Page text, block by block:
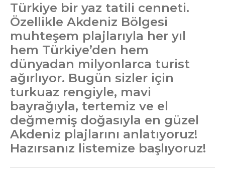
Türkiye bir yaz tatili cenneti.
Özellikle Akdeniz Bölgesi
muhteşem plajlarıyla her yıl
hem Türkiye’den hem
dünyadan milyonlarca turist
ağırlıyor. Bugün sizler için
turkuaz rengiyle, mavi
bayrağıyla, tertemiz ve el
değmemiş doğasıyla en güzel
Akdeniz plajlarını anlatıyoruz!
Hazırsanız listemize başlıyoruz!